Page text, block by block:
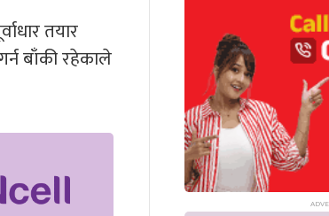
तयार
बाँकी रहेकाले